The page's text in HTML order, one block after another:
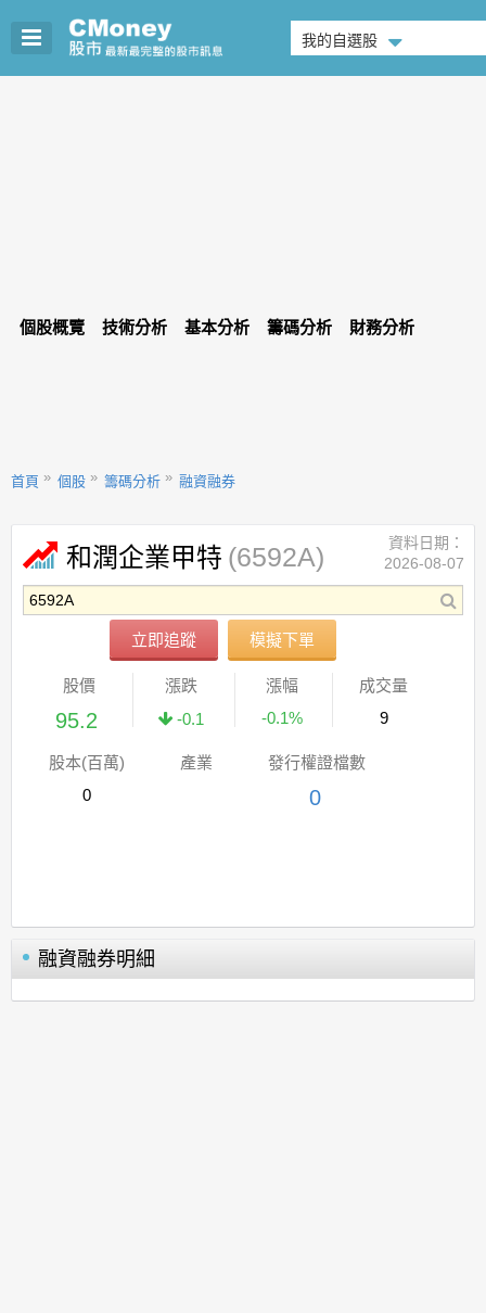
我的自選股
個股概覽 技術分析 基本分析 籌碼分析 財務分析
首頁 個股 籌碼分析 融資融券
和潤企業甲特 (6592A)
立即追蹤 模擬下單
資料日期：
2026-08-07
股價
95.2
漲跌
-0.1
漲幅
-0.1%
成交量
9
股本(百萬)
0
產業 發行權證檔數
0
融資融券明細